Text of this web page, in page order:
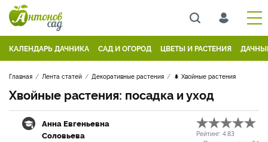
КАЛЕНДАРЬ ДАЧНИКА САД И ОГОРОД ЦВЕТЫ И РАСТЕНИЯ
Главная Лента статей Декоративные растения 🌲 Хвойные растения
Хвойные растения: посадка и уход
Анна Евгеньевна
Соловьева
Рейтинг: 4.83